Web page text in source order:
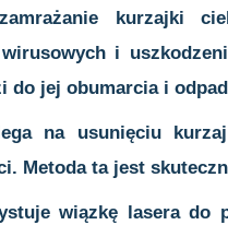
kurzajki
i
do jej obumarcia i
na usunięciu
Metoda ta jest
wiązkę lasera do